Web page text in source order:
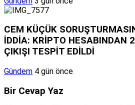
CEM KÜÇÜK
İDDİA: KRİPTO HESABINDAN
ÇIKIŞI TESPİT EDİLDİ
Gündem 4 gün önce
Bir Cevap Yaz